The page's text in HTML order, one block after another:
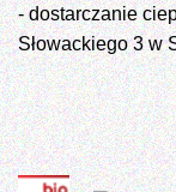
- dostarczanie
Słowackiego 3 w